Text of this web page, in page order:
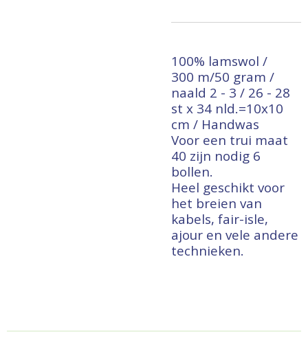
100% lamswol /
300 m/50 gram /
naald 2 - 3 / 26 - 28
st x 34 nld.=10x10
cm / Handwas
Voor een trui maat
40 zijn nodig 6
bollen.
Heel geschikt voor
het breien van
kabels, fair-isle,
ajour en vele andere
technieken.